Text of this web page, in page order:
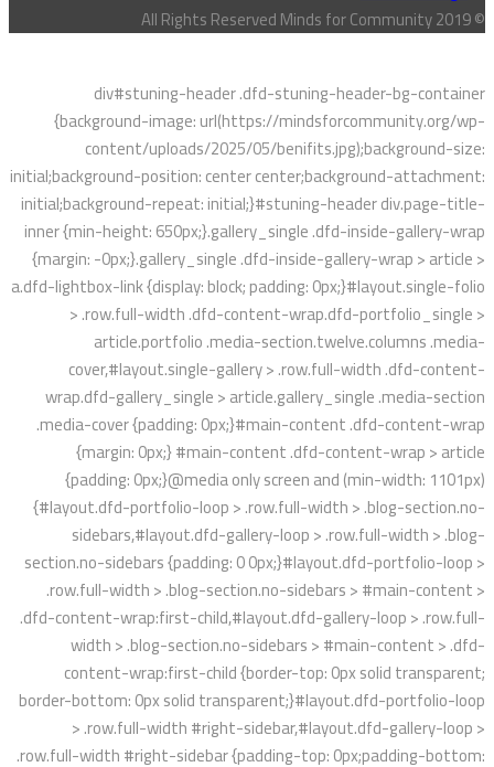
© All Rights Reserved Minds for Community 2019
div#stuning-header .dfd-stuning-header-bg-container
{background-image: url(https://mindsforcommunity.org/wp-
content/uploads/2025/05/benifits.jpg);background-size:
initial;background-position: center center;background-attachment:
initial;background-repeat: initial;}#stuning-header div.page-title-
inner {min-height: 650px;}.gallery_single .dfd-inside-gallery-wrap
{margin: -0px;}.gallery_single .dfd-inside-gallery-wrap > article >
a.dfd-lightbox-link {display: block; padding: 0px;}#layout.single-folio
> .row.full-width .dfd-content-wrap.dfd-portfolio_single >
article.portfolio .media-section.twelve.columns .media-
cover,#layout.single-gallery > .row.full-width .dfd-content-
wrap.dfd-gallery_single > article.gallery_single .media-section
.media-cover {padding: 0px;}#main-content .dfd-content-wrap
{margin: 0px;} #main-content .dfd-content-wrap > article
{padding: 0px;}@media only screen and (min-width: 1101px)
{#layout.dfd-portfolio-loop > .row.full-width > .blog-section.no-
sidebars,#layout.dfd-gallery-loop > .row.full-width > .blog-
section.no-sidebars {padding: 0 0px;}#layout.dfd-portfolio-loop >
.row.full-width > .blog-section.no-sidebars > #main-content >
.dfd-content-wrap:first-child,#layout.dfd-gallery-loop > .row.full-
width > .blog-section.no-sidebars > #main-content > .dfd-
content-wrap:first-child {border-top: 0px solid transparent;
border-bottom: 0px solid transparent;}#layout.dfd-portfolio-loop
> .row.full-width #right-sidebar,#layout.dfd-gallery-loop >
.row.full-width #right-sidebar {padding-top: 0px;padding-bottom: